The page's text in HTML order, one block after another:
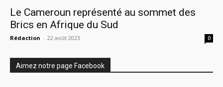
Le Cameroun représenté au sommet des
Brics en Afrique du Sud
Rédaction - 22 août 2023 0
Aimez notre page Facebook